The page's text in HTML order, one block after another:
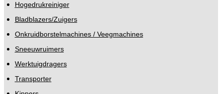
Hogedrukreiniger
Bladblazers/Zuigers
Onkruidborstelmachines / Veegmachines
Sneeuwruimers
Werktuigdragers
Transporter